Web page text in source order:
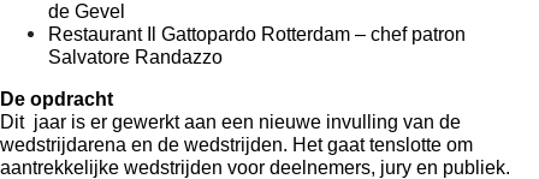
de Gevel
Restaurant Il Gattopardo Rotterdam – chef patron
Salvatore Randazzo
De opdracht
Dit  jaar is er gewerkt aan een nieuwe invulling van de
wedstrijdarena en de wedstrijden. Het gaat tenslotte om
aantrekkelijke wedstrijden voor deelnemers, jury en publiek.